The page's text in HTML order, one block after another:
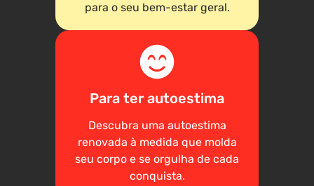
para o seu bem-estar geral.
Para ter autoestima
Descubra uma autoestima
renovada à medida que molda
seu corpo e se orgulha de cada
conquista.